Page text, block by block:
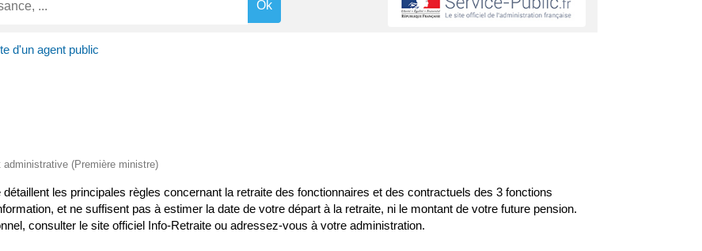
d'un agent public
(Première ministre)
les principales règles concernant la retraite des fonctionnaires et des contractuels des 3 fonctions
et ne suffisent pas à estimer la date de votre départ à la retraite, ni le montant de votre future pension.
consulter le site officiel Info-Retraite ou adressez-vous à votre administration.